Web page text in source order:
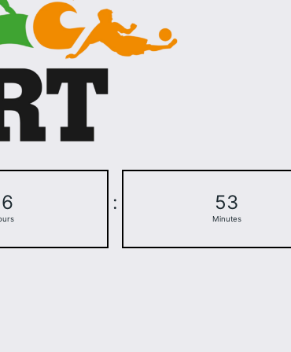
: 53
Minutes